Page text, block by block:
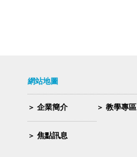
網站地圖
企業簡介
焦點訊息
教學專區